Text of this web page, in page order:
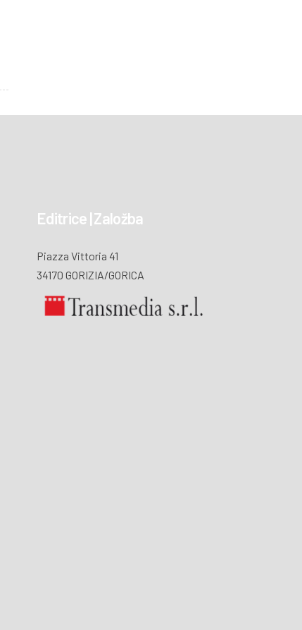
Editrice | Založba
Piazza Vittoria 41
34170 GORIZIA/GORICA